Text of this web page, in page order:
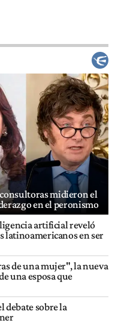
midieron el
en el peronismo
artificial reveló
latinoamericanos en ser
de una mujer", la nueva
una esposa que
debate sobre la